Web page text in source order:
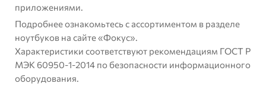
приложениями.
Подробнее ознакомьтесь с ассортиментом в разделе
ноутбуков на сайте «Фокус».
Характеристики соответствуют рекомендациям ГОСТ Р
МЭК 60950-1-2014 по безопасности информационного
оборудования.